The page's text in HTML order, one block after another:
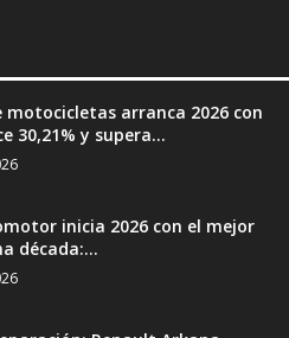
motocicletas arranca 2026 con
30,21% y supera...
inicia 2026 con el mejor
década:...